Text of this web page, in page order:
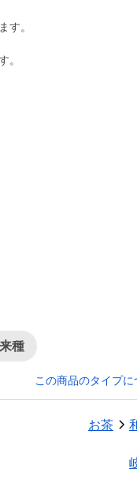
す。
。
種
この商品のタイプに
お茶